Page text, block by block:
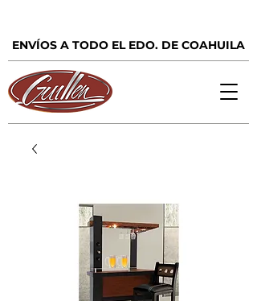
ENVÍOS A TODO EL EDO. DE COAHUILA